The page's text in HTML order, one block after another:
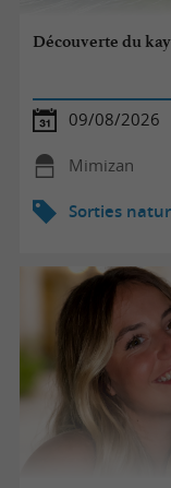
Découverte du
09/08/2026
Mimizan
Sorties